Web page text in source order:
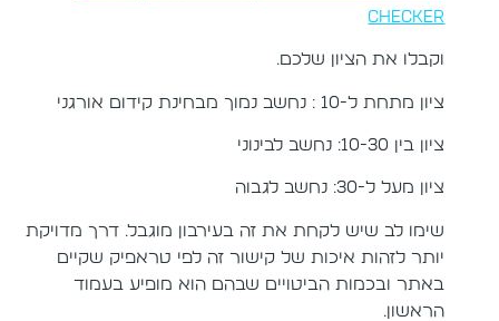
checker
וקבלו את הציון שלכם.
ציון מתחת ל-10 : נחשב נמוך מבחינת קידום אורגני
ציון בין 10-30: נחשב לבינוני
ציון מעל ל-30: נחשב לגבוה
שימו לב שיש לקחת את זה בעירבון מוגבל. דרך מדויקת
יותר לזהות איכות של קישור זה לפי טראפיק שקיים
באתר ובכמות הביטויים שבהם הוא מופיע בעמוד
הראשון.